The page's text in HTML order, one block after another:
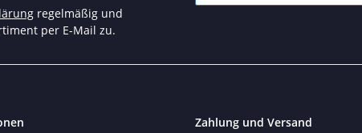
regelmäßig und
per E-Mail zu.
Zahlung und Versand